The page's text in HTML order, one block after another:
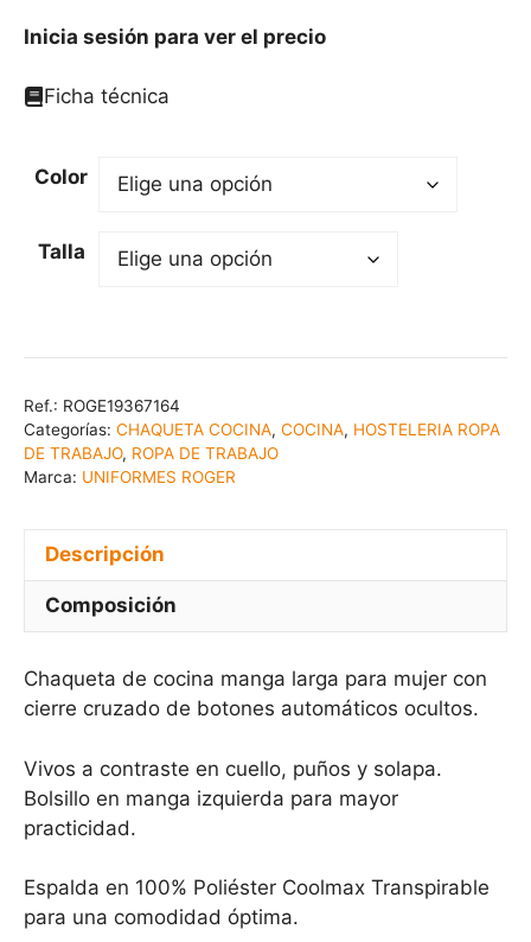
Inicia sesión para ver el precio
Ficha técnica
Color
Talla
Ref.: ROGE19367164
Categorías: CHAQUETA COCINA, COCINA, HOSTELERIA ROPA
DE TRABAJO, ROPA DE TRABAJO
Marca: UNIFORMES ROGER
Descripción
Composición
Chaqueta de cocina manga larga para mujer con
cierre cruzado de botones automáticos ocultos.
Vivos a contraste en cuello, puños y solapa.
Bolsillo en manga izquierda para mayor
practicidad.
Espalda en 100% Poliéster Coolmax Transpirable
para una comodidad óptima.